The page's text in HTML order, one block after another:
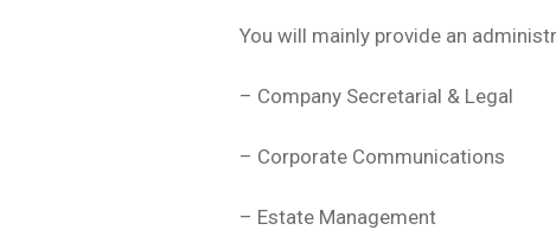
You will mainly provide an
– Company Secretarial & Legal
– Corporate Communications
– Estate Management